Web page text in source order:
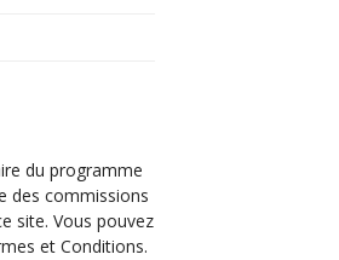
du programme
des commissions
site. Vous pouvez
et Conditions.